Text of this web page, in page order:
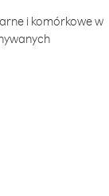
i komórkowe w